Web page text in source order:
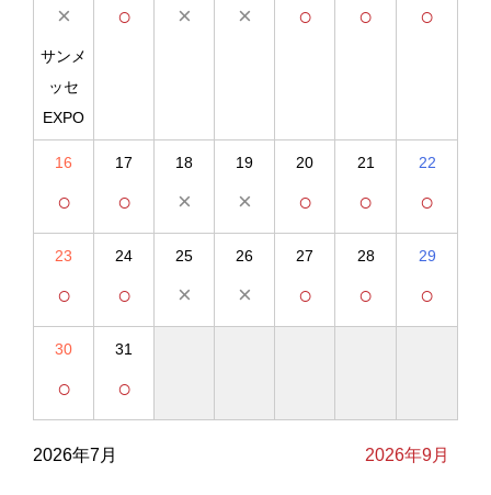
×
サンメ
ッセ
EXPO
○ × × ○ ○ ○
16
○
17
○
18
×
19
×
20
○
21
○
22
○
23
○
24
○
25
×
26
×
27
○
28
○
29
○
30
○
31
○
2026年7月 2026年9月